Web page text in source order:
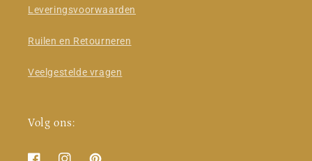
Leveringsvoorwaarden
Ruilen en Retourneren
Veelgestelde vragen
Volg ons: